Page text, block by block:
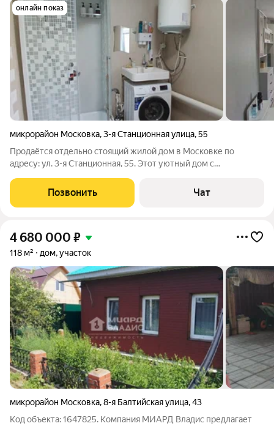
онлайн показ
микрорайон Московка,3-я Станционная улица,55
Продаётся отдельно стоящий жилой дом в Московке по
адресу: ул. 3-я Станционная, 55. Этот уютный дом с
в чистом и аккуратном пространстве. Основные
характеристики: Ремонт: выполнен качественно,
Позвонить Чат
4 680 000 ₽
118 м² дом, участок
микрорайон Московка,8-я Балтийская улица,43
Код объекта: 1647825. Компания МИАРД Владис предлагает